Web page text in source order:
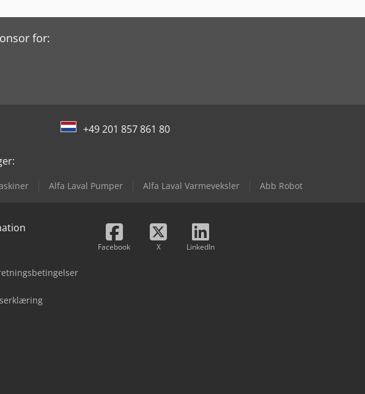
for:
+49 201 857 861 80
Alfa Laval Pumper Alfa Laval Varmeveksler Abb Robot
Facebook X LinkedIn